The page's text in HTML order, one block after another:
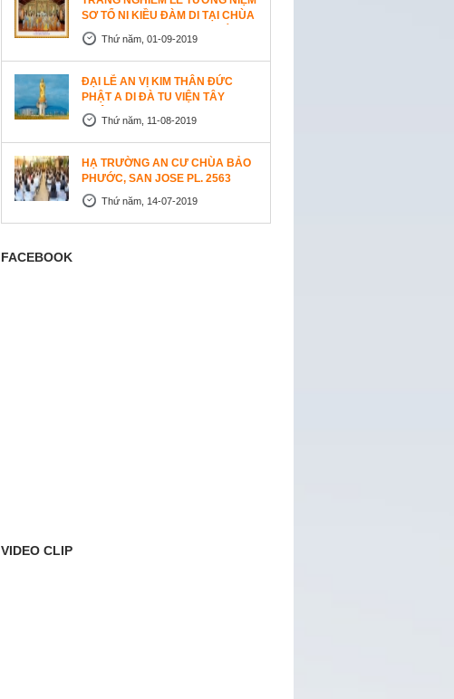
SƠ TỔ NI KIỀU ĐÀM DI TẠI CHÙA
AN LẠC, SAN JOSE, HOA KỲ
Thứ năm, 01-09-2019
ĐẠI LỄ AN VỊ KIM THÂN ĐỨC
PHẬT A DI ĐÀ TU VIỆN TÂY
THIÊN, CANADA
Thứ năm, 11-08-2019
HẠ TRƯỜNG AN CƯ CHÙA BẢO
PHƯỚC, SAN JOSE PL. 2563
Thứ năm, 14-07-2019
FACEBOOK
VIDEO CLIP